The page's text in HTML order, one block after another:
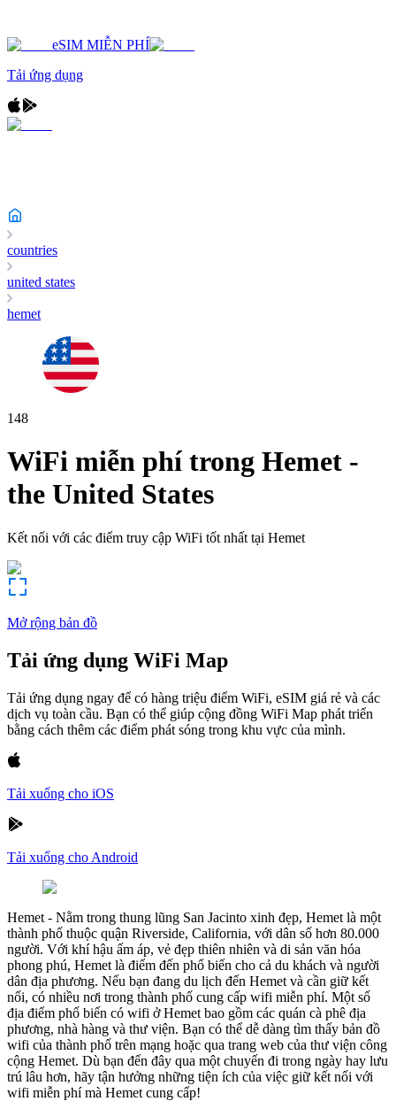
eSIM MIỄN PHÍ
Tải ứng dụng
countries
united states
hemet
148
WiFi miễn phí trong Hemet -
the United States
Kết nối với các điểm truy cập WiFi tốt nhất tại Hemet
Mở rộng bản đồ
Tải ứng dụng WiFi Map
Tải ứng dụng ngay để có hàng triệu điểm WiFi, eSIM giá rẻ và các
dịch vụ toàn cầu. Bạn có thể giúp cộng đồng WiFi Map phát triển
bằng cách thêm các điểm phát sóng trong khu vực của mình.
Tải xuống cho iOS
Tải xuống cho Android
Hemet - Nằm trong thung lũng San Jacinto xinh đẹp, Hemet là một
thành phố thuộc quận Riverside, California, với dân số hơn 80.000
người. Với khí hậu ấm áp, vẻ đẹp thiên nhiên và di sản văn hóa
phong phú, Hemet là điểm đến phổ biến cho cả du khách và người
dân địa phương. Nếu bạn đang du lịch đến Hemet và cần giữ kết
nối, có nhiều nơi trong thành phố cung cấp wifi miễn phí. Một số
địa điểm phổ biến có wifi ở Hemet bao gồm các quán cà phê địa
phương, nhà hàng và thư viện. Bạn có thể dễ dàng tìm thấy bản đồ
wifi của thành phố trên mạng hoặc qua trang web của thư viện công
cộng Hemet. Dù bạn đến đây qua một chuyến đi trong ngày hay lưu
trú lâu hơn, hãy tận hưởng những tiện ích của việc giữ kết nối với
wifi miễn phí mà Hemet cung cấp!